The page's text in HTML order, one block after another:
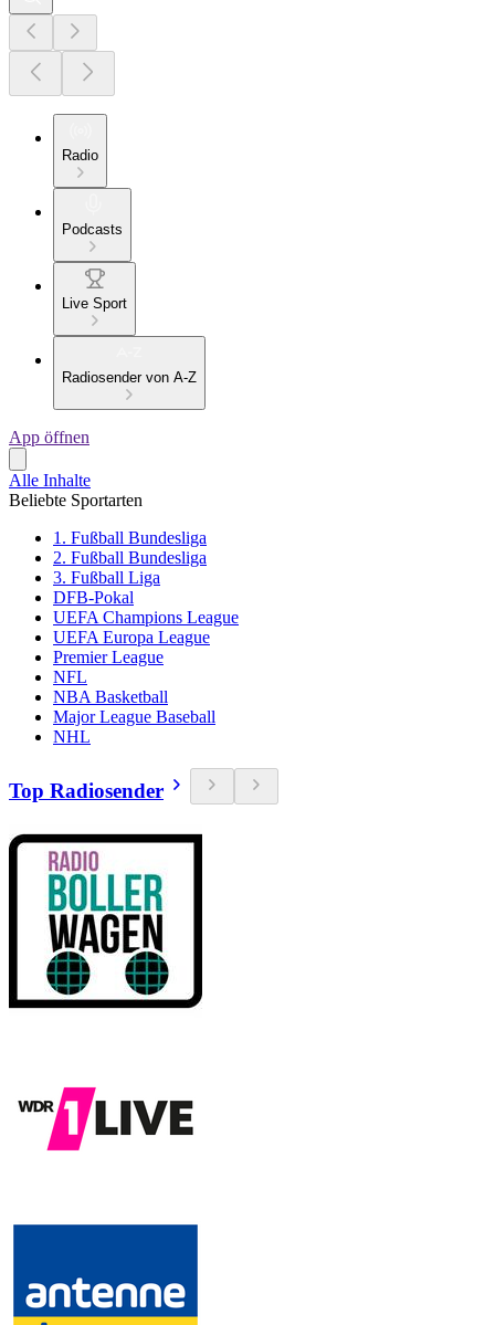
Radio
Podcasts
Live Sport
Radiosender von A-Z
App öffnen
Alle Inhalte
Beliebte Sportarten
1. Fußball Bundesliga
2. Fußball Bundesliga
3. Fußball Liga
DFB-Pokal
UEFA Champions League
UEFA Europa League
Premier League
NFL
NBA Basketball
Major League Baseball
NHL
Top Radiosender